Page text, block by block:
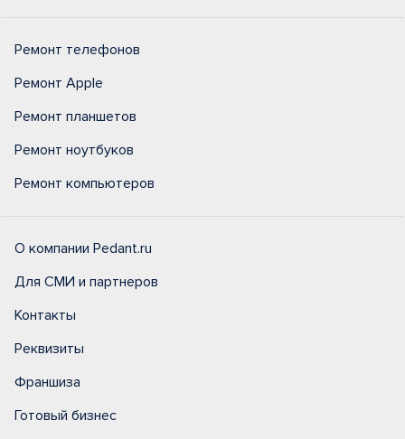
Ремонт телефонов
Ремонт Apple
Ремонт планшетов
Ремонт ноутбуков
Ремонт компьютеров
О компании Pedant.ru
Для СМИ и партнеров
Контакты
Реквизиты
Франшиза
Готовый бизнес